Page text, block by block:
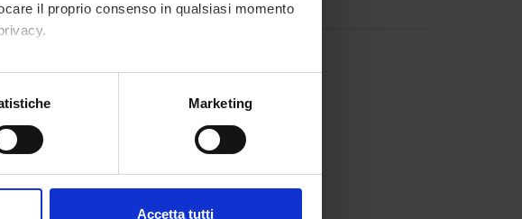
il proprio consenso in qualsiasi momento
di qualche metro,
sui cookie.
Marketing
Accetta tutti